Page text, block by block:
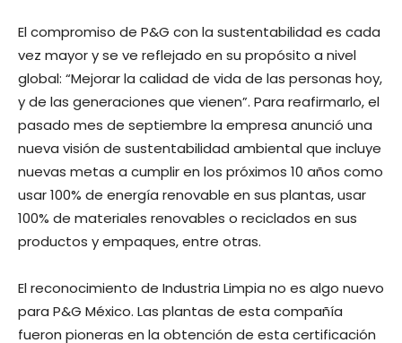
El compromiso de P&G con la sustentabilidad es cada
vez mayor y se ve reflejado en su propósito a nivel
global: “Mejorar la calidad de vida de las personas hoy,
y de las generaciones que vienen”. Para reafirmarlo, el
pasado mes de septiembre la empresa anunció una
nueva visión de sustentabilidad ambiental que incluye
nuevas metas a cumplir en los próximos 10 años como
usar 100% de energía renovable en sus plantas, usar
100% de materiales renovables o reciclados en sus
productos y empaques, entre otras.
El reconocimiento de Industria Limpia no es algo nuevo
para P&G México. Las plantas de esta compañía
fueron pioneras en la obtención de esta certificación